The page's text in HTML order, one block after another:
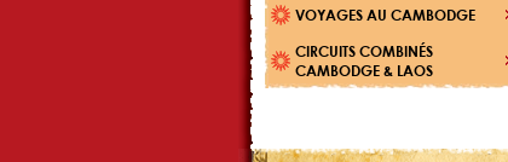
VOYAGES AU CAMBODGE
CIRCUITS COMBINÉS
CAMBODGE & LAOS